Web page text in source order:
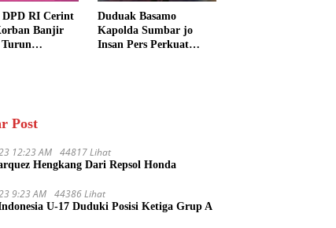
DPD RI Cerint
Banjir
Turun
Duduak Basamo
Kapolda Sumbar jo
Insan Pers Perkuat
Post
12:23 AM 44817 Lihat
Hengkang Dari Repsol Honda
9:23 AM 44386 Lihat
U-17 Duduki Posisi Ketiga Grup A